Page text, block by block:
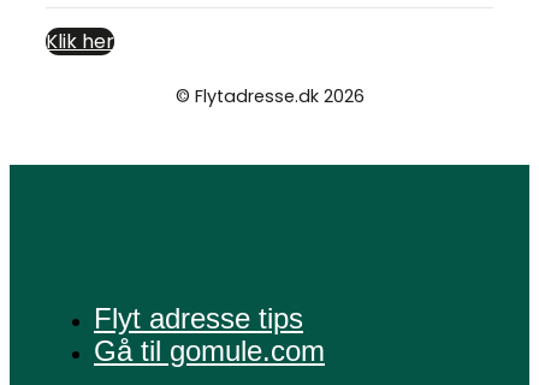
Klik her
© Flytadresse.dk 2026
Flyt adresse tips
Gå til gomule.com